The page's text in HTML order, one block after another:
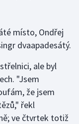
místo, Ondřej
dvaapadesátý.
ale byl
"Jsem
že jsem
řekl
ve čtvrtek totiž